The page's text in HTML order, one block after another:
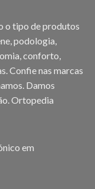
o tipo de produtos
podologia,
conforto,
Confie nas marcas
Damos
Ortopedia
em